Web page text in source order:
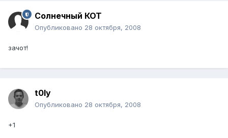
Солнечный КОТ
Опубликовано 28 октября, 2008
зачот!
t0ly
Опубликовано 28 октября, 2008
+1